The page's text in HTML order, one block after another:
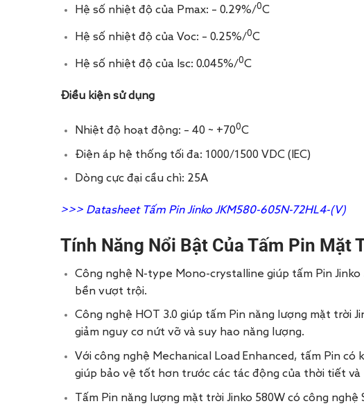
Hệ số nhiệt độ của Pmax: – 0.29%/0C
Hệ số nhiệt độ của Voc: – 0.25%/0C
Hệ số nhiệt độ của Isc: 0.045%/0C
Điều kiện sử dụng
Nhiệt độ hoạt động: – 40 ~ +700C
Điện áp hệ thống tối đa: 1000/1500 VDC (IEC)
Dòng cực đại cầu chì: 25A
>>> Datasheet Tấm Pin Jinko JKM580-605N-72HL4-(V)
Tính Năng Nổi Bật Của Tấm Pin Mặt
Công nghệ N-type Mono-crystalline giúp tấm Pin
bền vượt trội.
Công nghệ HOT 3.0 giúp tấm Pin năng lượng mặt trời
giảm nguy cơ nứt vỡ và suy hao năng lượng.
Với công nghệ Mechanical Load Enhanced, tấm Pin
giúp bảo vệ tốt hơn trước các tác động của thời tiết và
Tấm Pin năng lượng mặt trời Jinko 580W có công